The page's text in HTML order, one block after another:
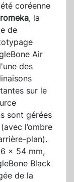
coréenne
, la
de
Air
des
sur le
sont gérées
l’ombre
plan).
x 54 mm,
Black
de la